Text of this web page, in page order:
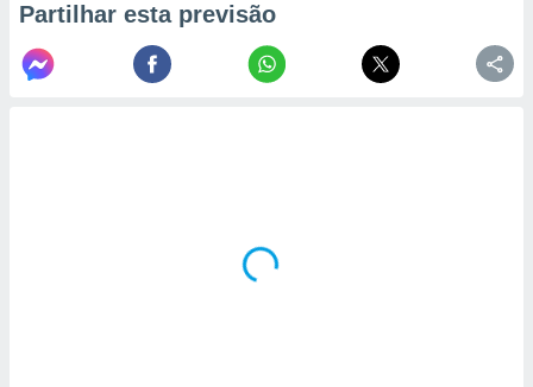
Partilhar esta previsão